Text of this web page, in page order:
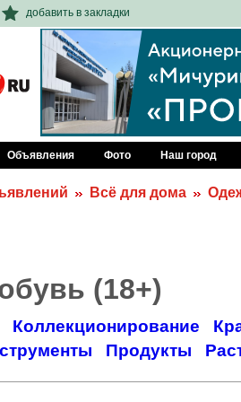
добавить в закладки
Объявления Фото Наш город
Всё для дома
(18+)
Коллекционирование
Продукты